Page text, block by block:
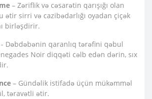
– Zəriflik və cəsarətin qarışığı olan
ətir sirri və cazibədarlığı oyadan çiçək
birləşdirir.
- Dəbdəbənin qaranlıq tərəfini qəbul
Noir diqqəti cəlb edən dərin, sıx
– Gündəlik istifadə üçün mükəmməl
təravətli ətir.